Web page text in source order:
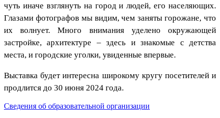
чуть иначе взглянуть на город и людей, его населяющих.
Глазами фотографов мы видим, чем заняты горожане, что
их волнует. Много внимания уделено окружающей
застройке, архитектуре – здесь и знакомые с детства
места, и городские уголки, увиденные впервые.
Выставка будет интересна широкому кругу посетителей и
продлится до 30 июня 2024 года.
Сведения об образовательной организации